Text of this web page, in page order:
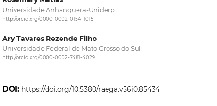
Universidade Anhanguera-Uniderp
http://orcid.org/0000-0002-0154-1015
Ary Tavares Rezende Filho
Universidade Federal de Mato Grosso do Sul
http://orcid.org/0000-0002-7481-4029
DOI: https://doi.org/10.5380/raega.v56i0.85434